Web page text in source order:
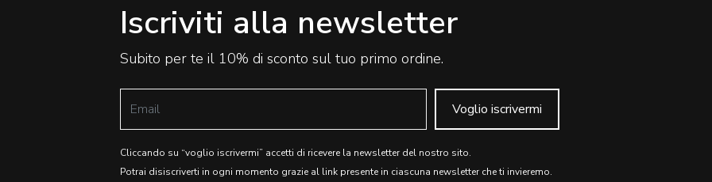
Iscriviti alla newsletter
Subito per te il 10% di sconto sul tuo primo ordine.
Voglio iscrivermi
Cliccando su “voglio iscrivermi” accetti di ricevere la newsletter del nostro sito.
Potrai disiscriverti in ogni momento grazie al link presente in ciascuna newsletter che ti invieremo.